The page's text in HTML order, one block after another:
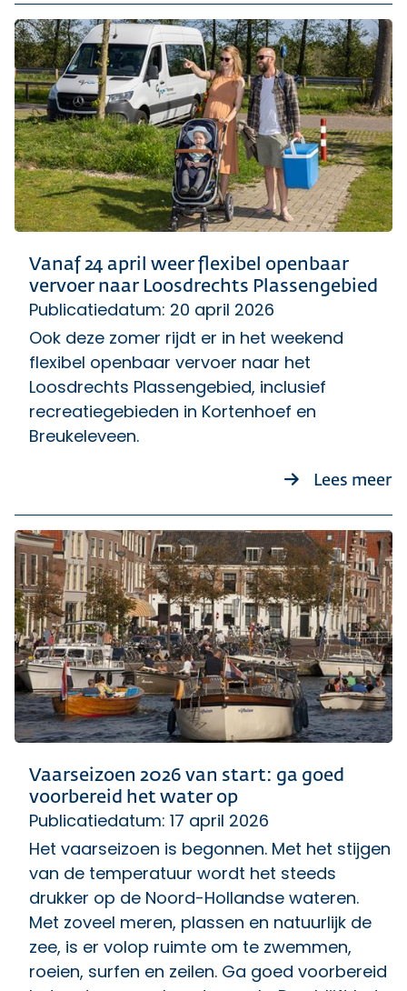
Vanaf 24 april weer flexibel openbaar
vervoer naar Loosdrechts Plassengebied
Publicatiedatum: 20 april 2026
Ook deze zomer rijdt er in het weekend
flexibel openbaar vervoer naar het
Loosdrechts Plassengebied, inclusief
recreatiegebieden in Kortenhoef en
Breukeleveen.
Lees meer
Vaarseizoen 2026 van start: ga goed
voorbereid het water op
Publicatiedatum: 17 april 2026
Het vaarseizoen is begonnen. Met het stijgen
van de temperatuur wordt het steeds
drukker op de Noord-Hollandse wateren.
Met zoveel meren, plassen en natuurlijk de
zee, is er volop ruimte om te zwemmen,
roeien, surfen en zeilen. Ga goed voorbereid